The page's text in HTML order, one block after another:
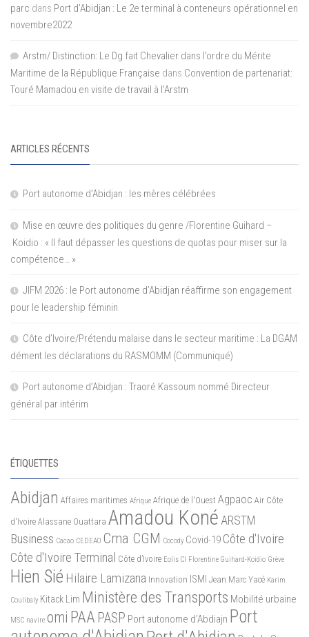
parc dans Port d’Abidjan : Le 2e terminal à conteneurs opérationnel en
novembre2022
Arstm/ Distinction: Le Dg fait Chevalier dans l’ordre du Mérite
Maritime de la République Française dans Convention de partenariat:
Touré Mamadou en visite de travail à l’Arstm
ARTICLES RÉCENTS
Port autonome d’Abidjan : les mères célébrées
Mise en œuvre des politiques du genre /Florentine Guihard –
Koidio : « Il faut dépasser les questions de quotas pour miser sur la
compétence… »
JIFM 2026 : le Port autonome d’Abidjan réaffirme son engagement
pour le leadership féminin
Côte d’Ivoire/Prétendu malaise dans le secteur maritime : La DGAM
dément les déclarations du RASMOMM (Communiqué)
Port autonome d’Abidjan : Traoré Kassoum nommé Directeur
général par intérim
ÉTIQUETTES
Abidjan Affaires maritimes Afrique Afrique de l'Ouest Agpaoc Air Côte
d'Ivoire Alassane Ouattara Amadou Koné ARSTM
Business Cacao CEDEAO Cma CGM Cocody Covid-19 Côte d'Ivoire
Côte d'Ivoire Terminal Côte d’Ivoire Eolis CI Florentine Guihard-Koidio Grève
Hien Sié Hilaire Lamizana Innovation ISMI Jean Marc Yacé Karim
Coulibaly Kitack Lim Ministère des Transports Mobilité urbaine
MSC navire omi PAA PASP Port autonome d'Abdiajn Port